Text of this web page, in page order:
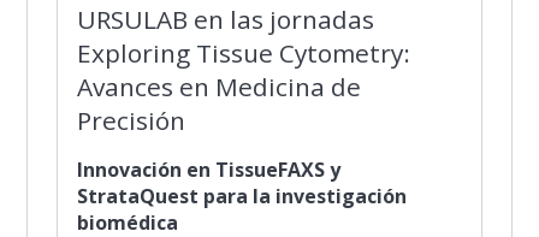
URSULAB en las jornadas
Exploring Tissue Cytometry:
Avances en Medicina de
Precisión
Innovación en TissueFAXS y
StrataQuest para la investigación
biomédica